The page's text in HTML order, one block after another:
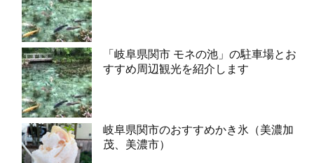
「岐阜県関市 モネの池」の駐車場とお
すすめ周辺観光を紹介します
岐阜県関市のおすすめかき氷（美濃加
茂、美濃市）